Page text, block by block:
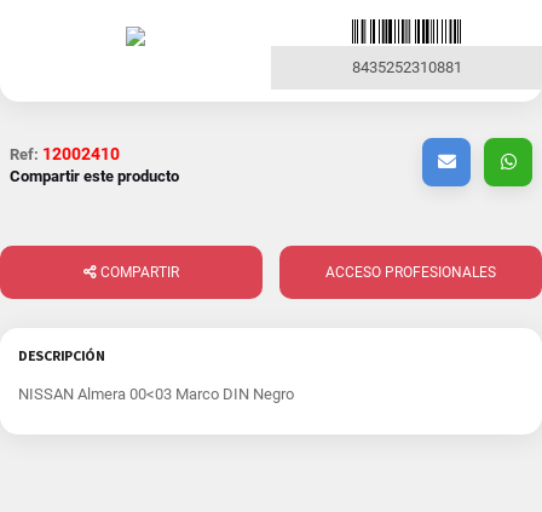
8435252310881
Ref: 12002410
Compartir este producto
COMPARTIR ACCESO PROFESIONALES
DESCRIPCIÓN
NISSAN Almera 00<03 Marco DIN Negro